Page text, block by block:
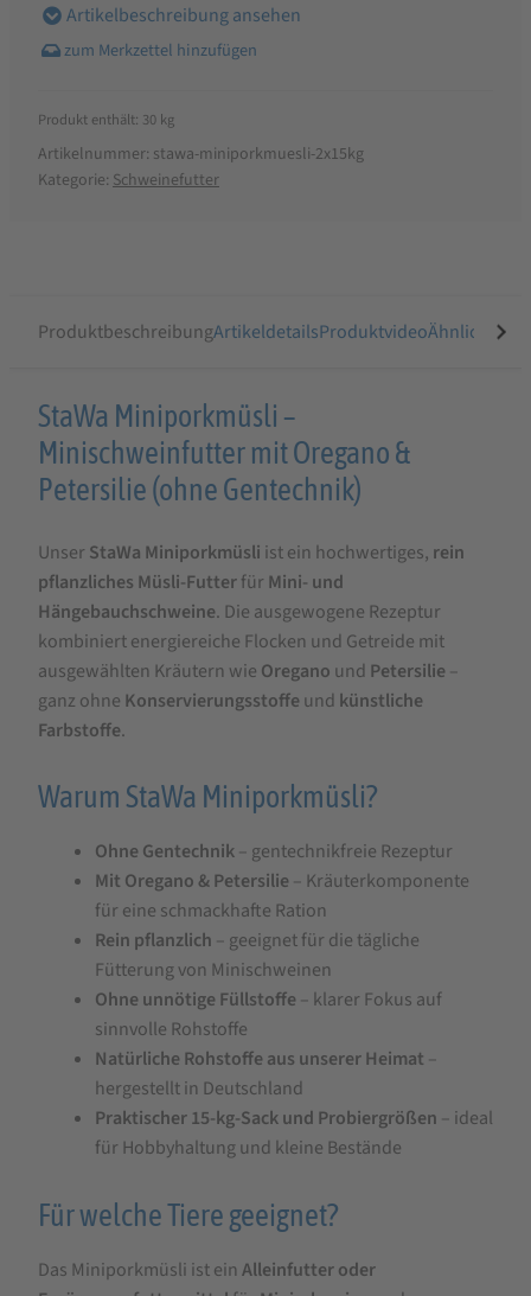
Artikelbeschreibung ansehen
Produkt enthält: 30 kg
Artikelnummer: stawa-miniporkmuesli-2x15kg
Kategorie: Schweinefutter
ProduktbeschreibungArtikeldetailsProduktvideoÄhnliche
Produktbeschreibung
für
StaWa
|
Minischweinfutter
mit
Oregano
und
Petersilie
|
ohne
Gentechnik
StaWa Miniporkmüsli –
Minischweinfutter mit Oregano &
Petersilie (ohne Gentechnik)
Unser StaWa Miniporkmüsli ist ein hochwertiges, rein
pflanzliches Müsli-Futterfür Mini- und
Hängebauchschweine. Die ausgewogene Rezeptur
kombiniert energiereiche Flocken und Getreide mit
ausgewählten Kräutern wie Oregano und Petersilie
ganz ohne Konservierungsstoffe und künstliche
Farbstoffe.
Warum StaWa Miniporkmüsli?
Ohne Gentechnik – gentechnikfreie Rezeptur
Mit Oregano & Petersilie – Kräuterkomponente
für eine schmackhafte Ration
Rein pflanzlich – geeignet für die tägliche
Fütterung von Minischweinen
Ohne unnötige Füllstoffe – klarer Fokus auf
sinnvolle Rohstoffe
Natürliche Rohstoffe aus unserer Heimat
hergestellt in Deutschland
Praktischer 15-kg-Sack und Probiergrößen – ideal
für Hobbyhaltung und kleine Bestände
Für welche Tiere geeignet?
Das Miniporkmüsli ist einAlleinfutter oder